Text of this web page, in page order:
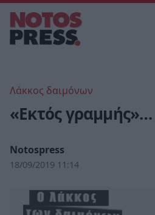
Λάκκος δαιμόνων
«Εκτός γραμμής»…
Notospress
18/09/2019 11:14